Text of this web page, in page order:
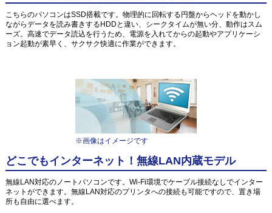
こちらのパソコンはSSD搭載です。物理的に回転する円盤からヘッドを動かし
ながらデータを読み書きするHDDと違い、シークタイムが無い分、動作はスム
ーズ。高速でデータ読込を行うため、電源を入れてからの起動やアプリケーシ
ョン起動が素早く、サクサク快適に作業ができます。
※画像はイメージです
どこでもインターネット！無線LAN内蔵モデル
無線LAN対応のノートパソコンです。Wi-Fi環境でケーブル接続なしでインター
ネットができます。無線LAN対応のプリンタへの接続も可能ですので、置き場
所も自由に選べます。